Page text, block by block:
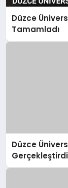
Düzce
Tamamladı
Düzce
Gerçekleştirdi